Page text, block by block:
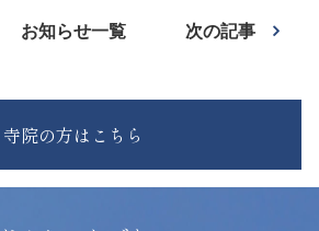
お知らせ一覧 次の記事
寺院の方はこちら